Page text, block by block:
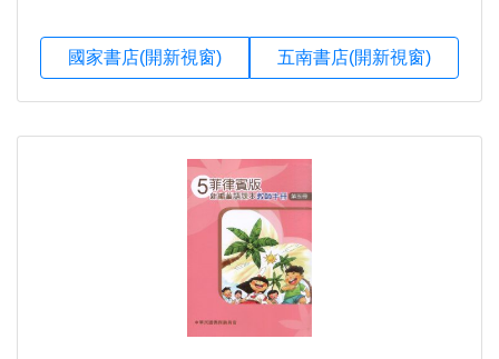
國家書店(開新視窗) 五南書店(開新視窗)